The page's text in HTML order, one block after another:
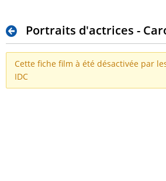
Cette fiche film à été désactivée par
IDC